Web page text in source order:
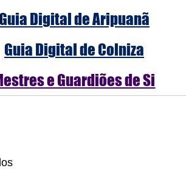
Digital de Aripuanã
Guia Digital de Colniza
e Guardiões de Si